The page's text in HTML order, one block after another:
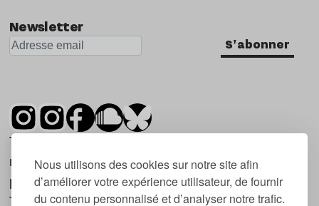
Nous utilisons des cookies sur notre site afin
d’améliorer votre expérience utilisateur, de fournir
du contenu personnalisé et d’analyser notre trafic.
Newsletter
S'abonner
Tsugi est un mensuel indépendant sur la
musique et les nouvelles tendances, dont la
première parution date de 2007.
Tsugi en japonais signifie « prochain », « suivant